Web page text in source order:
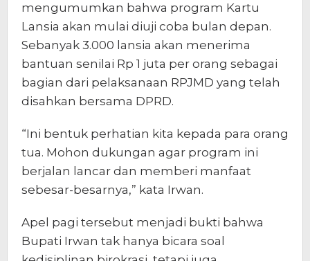
mengumumkan bahwa program Kartu
Lansia akan mulai diuji coba bulan depan.
Sebanyak 3.000 lansia akan menerima
bantuan senilai Rp 1 juta per orang sebagai
bagian dari pelaksanaan RPJMD yang telah
disahkan bersama DPRD.
“Ini bentuk perhatian kita kepada para orang
tua. Mohon dukungan agar program ini
berjalan lancar dan memberi manfaat
sebesar-besarnya,” kata Irwan.
Apel pagi tersebut menjadi bukti bahwa
Bupati Irwan tak hanya bicara soal